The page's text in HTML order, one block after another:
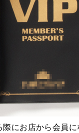
にお店から会員